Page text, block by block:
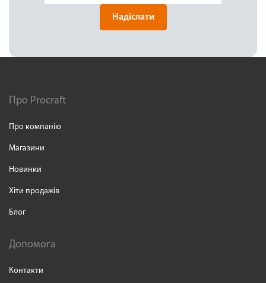
Надіслати
Про Procraft
Про компанію
Магазини
Новинки
Хіти продажів
Блог
Допомога
Контакти